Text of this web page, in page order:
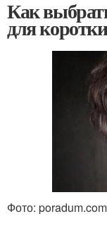
Как
для
Фото: poradum.com